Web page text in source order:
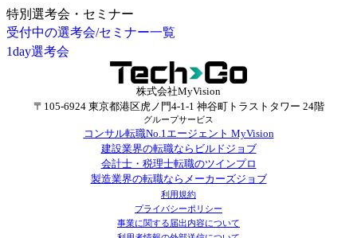
特別選考会・セミナー
受付中の選考会/セミナー一覧
1day選考会
株式会社MyVision
〒105-6924 東京都港区虎ノ門4-1-1 神谷町トラストタワー 24階
グループサービス
コンサル転職No.1エージェント MyVision
建設業界の転職ならビルドジョブ
会計士・税理士転職のツインプロ
製造業界の転職ならメーカーズジョブ
利用規約
プライバシーポリシー
事業に関する届出内容について